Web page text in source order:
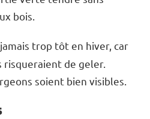
bois.
trop tôt en hiver, car
risqueraient de geler.
soient bien visibles.